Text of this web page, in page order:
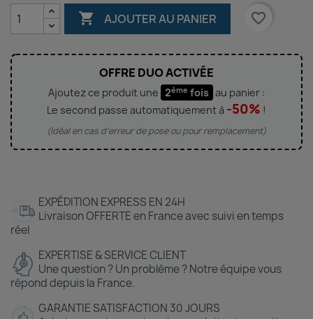
 AJOUTER AU PANIER favorite_border
OFFRE DUO ACTIVÉE
Ajoutez ce produit une 2ème fois au panier :
Le second passe automatiquement à -50% !
(Idéal en cas d'erreur de pose ou pour remplacement)
EXPÉDITION EXPRESS EN 24H
Livraison OFFERTE en France avec suivi en temps
réel
EXPERTISE & SERVICE CLIENT
Une question ? Un problème ? Notre équipe vous
répond depuis la France.
GARANTIE SATISFACTION 30 JOURS